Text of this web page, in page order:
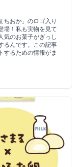
ちおか」のロゴ入り
場！私も実物を見て
気のお菓子がぎっし
るんです。この記事
するための情報がま